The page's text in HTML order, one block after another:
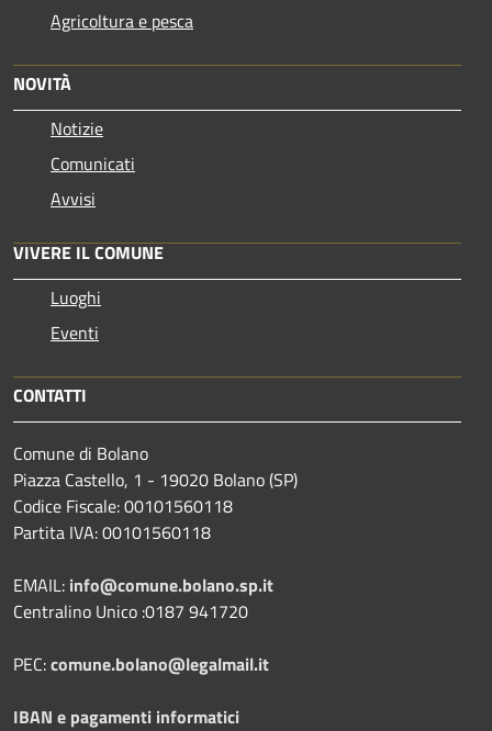
Agricoltura e pesca
NOVITÀ
Notizie
Comunicati
Avvisi
VIVERE IL COMUNE
Luoghi
Eventi
CONTATTI
Comune di Bolano
Piazza Castello, 1 - 19020 Bolano (SP)
Codice Fiscale: 00101560118
Partita IVA: 00101560118
EMAIL: info@comune.bolano.sp.it
Centralino Unico :0187 941720
PEC:comune.bolano@legalmail.it
IBAN e pagamenti informatici